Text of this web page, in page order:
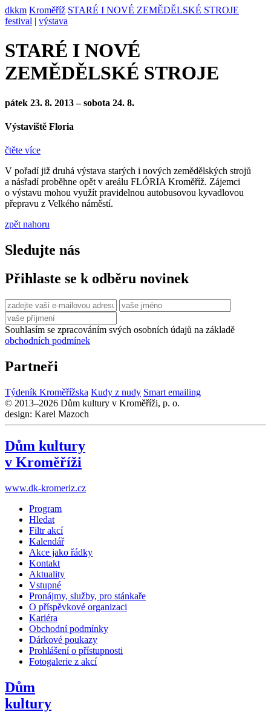
dkkm Kroměříž STARÉ I NOVÉ ZEMĚDĚLSKÉ STROJE
festival | výstava
STARÉ I NOVÉ
ZEMĚDĚLSKÉ STROJE
pátek 23. 8. 2013 – sobota 24. 8.
Výstaviště Floria
čtěte více
V pořadí již druhá výstava starých i nových zemědělských strojů
a násřadí proběhne opět v areálu FLÓRIA Kroměříž. Zájemci
o výstavu mohou využít pravidelnou autobusovou kyvadlovou
přepravu z Velkého náměstí.
zpět nahoru
Sledujte nás
Přihlaste se k odběru novinek
Souhlasím se zpracováním svých osobních údajů na základě
obchodních podmínek
Partneři
Týdeník Kroměřížska Kudy z nudy Smart emailing
© 2013–2026 Dům kultury v Kroměříži, p. o.
design: Karel Mazoch
Dům kultury
v Kroměříži
www.dk-kromeriz.cz
Program
Hledat
Filtr akcí
Kalendář
Akce jako řádky
Kontakt
Aktuality
Vstupné
Pronájmy, služby, pro stánkaře
O příspěvkové organizaci
Kariéra
Obchodní podmínky
Dárkové poukazy
Prohlášení o přístupnosti
Fotogalerie z akcí
Dům
kultury